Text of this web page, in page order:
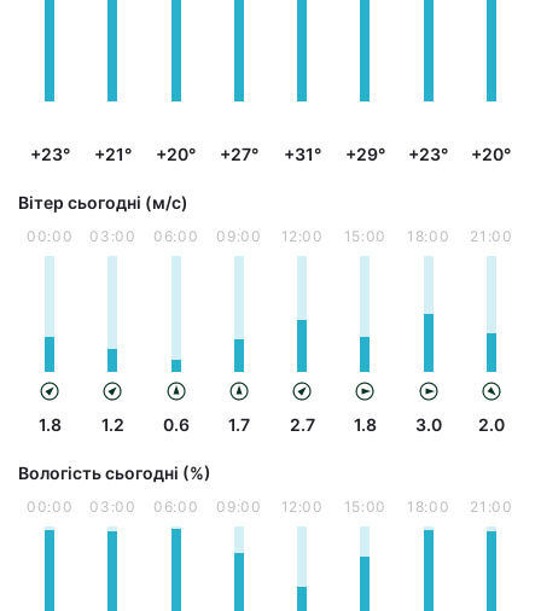
+23° +21° +20° +27° +31° +29° +23° +20°
Вітер сьогодні (м/с)
00:00
1.8
03:00
1.2
06:00
0.6
09:00
1.7
12:00
2.7
15:00
1.8
18:00
3.0
21:00
2.0
Вологість сьогодні (%)
00:00 03:00 06:00 09:00 12:00 15:00 18:00 21:00